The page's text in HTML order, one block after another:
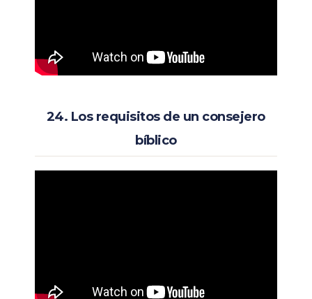
24. Los requisitos de un consejero
bíblico